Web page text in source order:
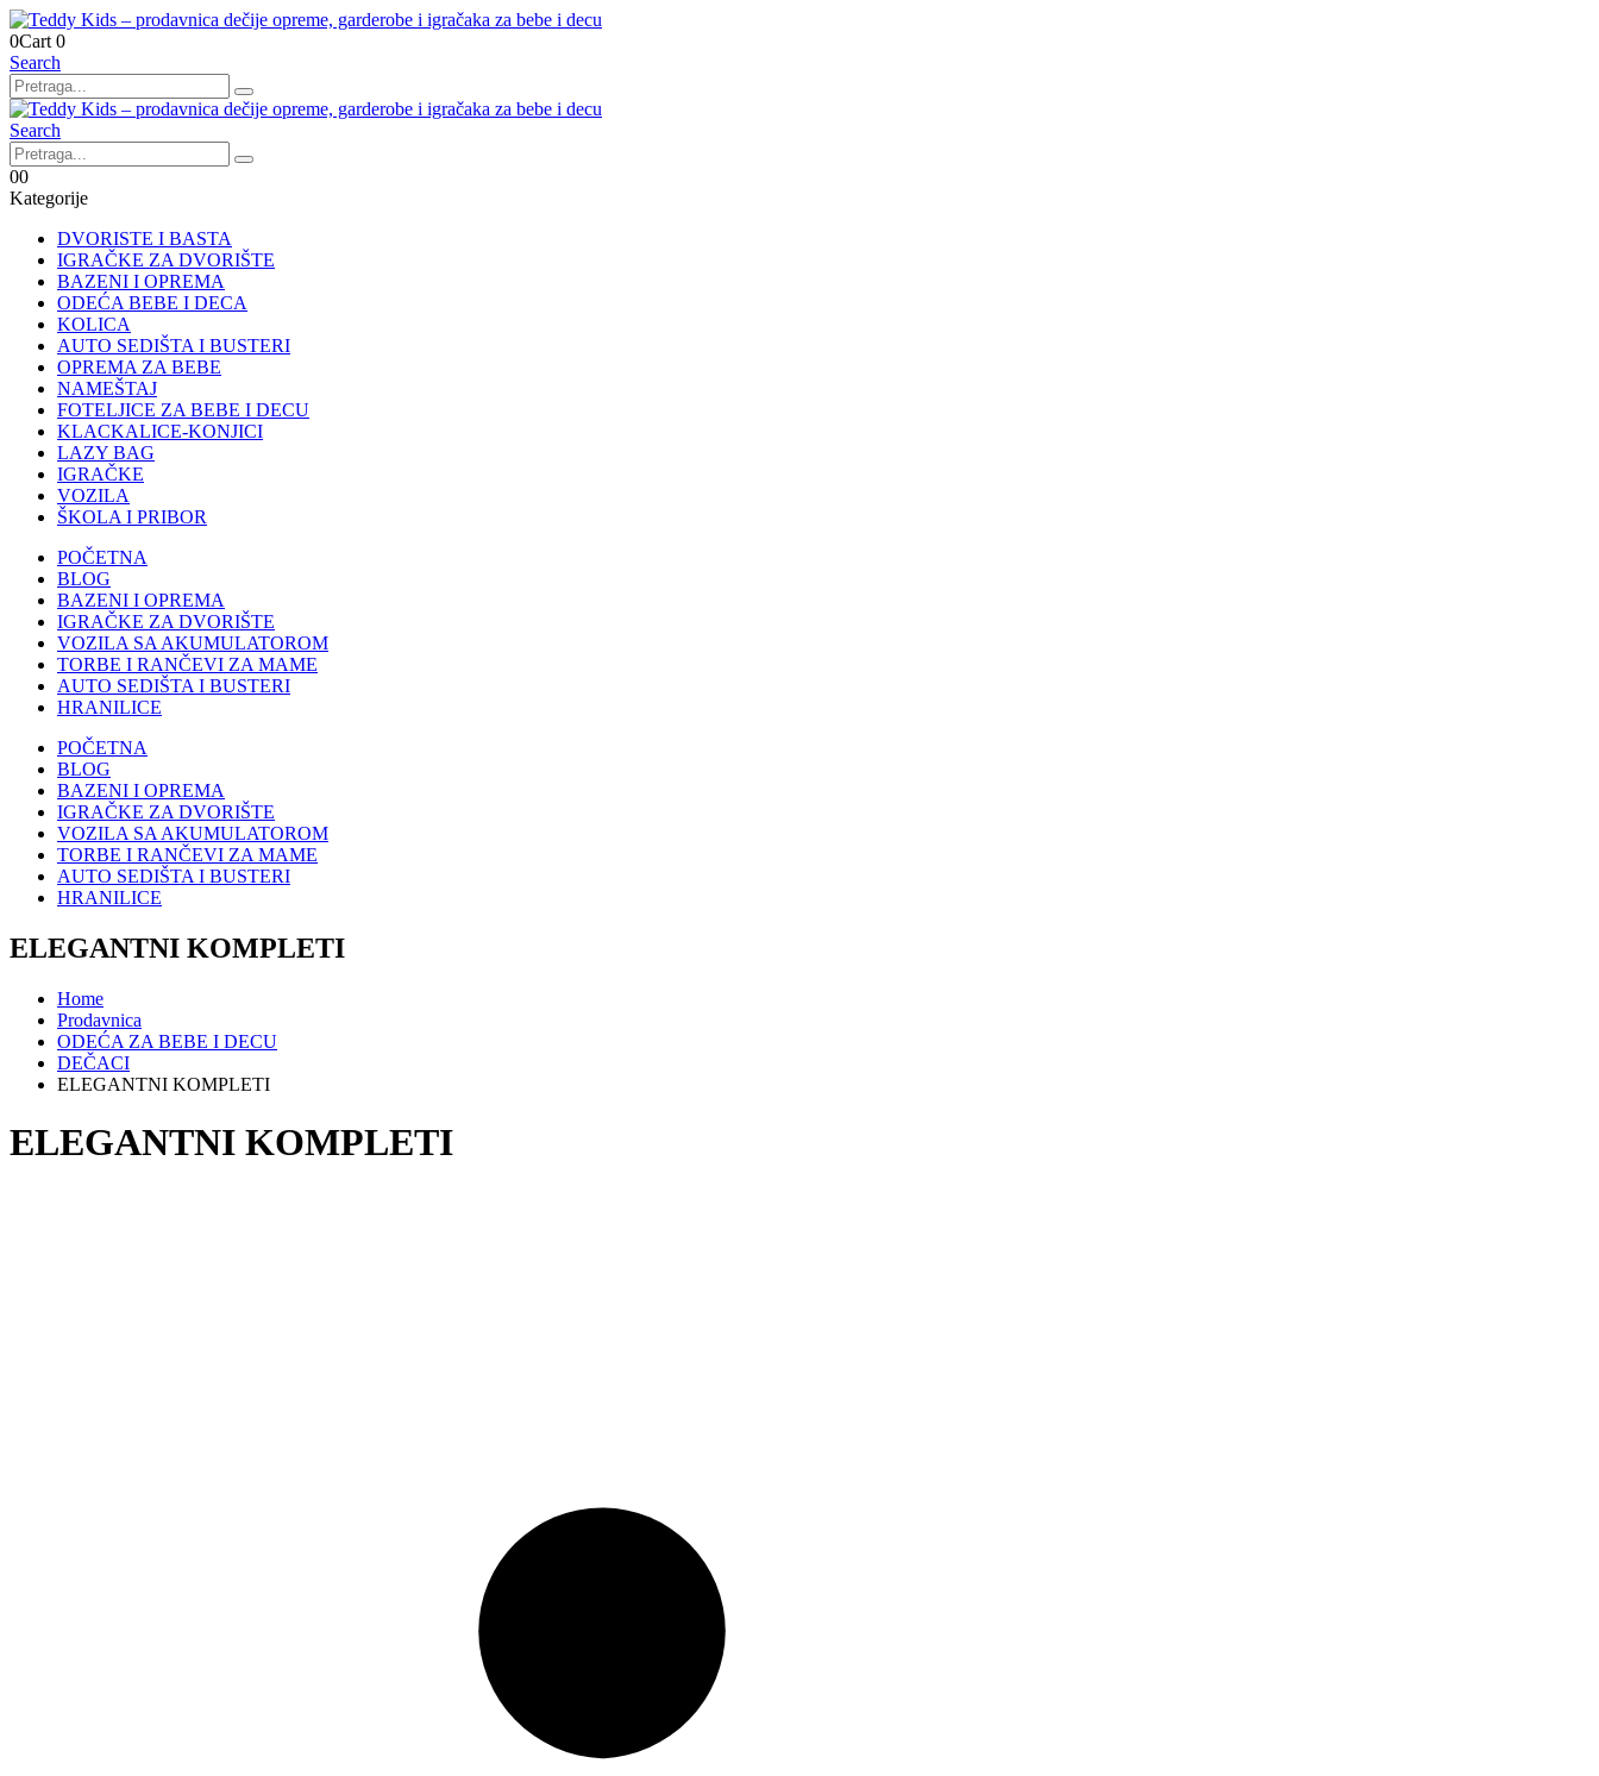
0Cart 0
Search
Search
00
Kategorije
DVORISTE I BASTA
IGRAČKE ZA DVORIŠTE
BAZENI I OPREMA
ODEĆA BEBE I DECA
KOLICA
AUTO SEDIŠTA I BUSTERI
OPREMA ZA BEBE
NAMEŠTAJ
FOTELJICE ZA BEBE I DECU
KLACKALICE-KONJICI
LAZY BAG
IGRAČKE
VOZILA
ŠKOLA I PRIBOR
POČETNA
BLOG
BAZENI I OPREMA
IGRAČKE ZA DVORIŠTE
VOZILA SA AKUMULATOROM
TORBE I RANČEVI ZA MAME
AUTO SEDIŠTA I BUSTERI
HRANILICE
POČETNA
BLOG
BAZENI I OPREMA
IGRAČKE ZA DVORIŠTE
VOZILA SA AKUMULATOROM
TORBE I RANČEVI ZA MAME
AUTO SEDIŠTA I BUSTERI
HRANILICE
ELEGANTNI KOMPLETI
Home
Prodavnica
ODEĆA ZA BEBE I DECU
DEČACI
ELEGANTNI KOMPLETI
ELEGANTNI KOMPLETI